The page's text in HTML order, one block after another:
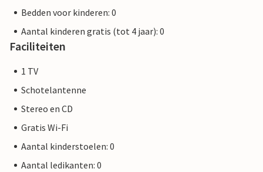
Bedden voor kinderen: 0
Aantal kinderen gratis (tot 4 jaar): 0
Faciliteiten
1 TV
Schotelantenne
Stereo en CD
Gratis Wi-Fi
Aantal kinderstoelen: 0
Aantal ledikanten: 0